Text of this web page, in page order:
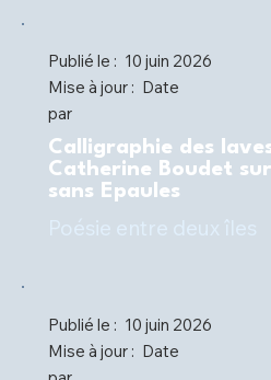
Publié le : 10 juin 2026
Mise à jour : Date
par
Calligraphie des
Catherine Boudet
sans Epaules
Publié le : 10 juin 2026
Mise à jour : Date